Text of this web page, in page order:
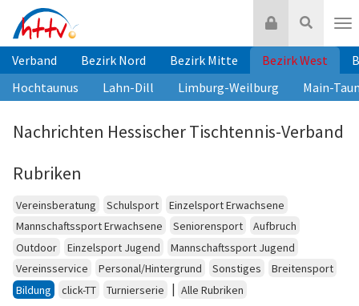
Inhalt
springen
Suche
Login
Verband Bezirk Nord Bezirk Mitte Bezirk West
Hochtaunus
Lahn-Dill Limburg-Weilburg Main-
Nachrichten Hessischer Tischtennis-Verband
Rubriken
Vereinsberatung Schulsport
Einzelsport Erwachsene
Mannschaftssport Erwachsene
Seniorensport
Aufbruch
Outdoor
Einzelsport Jugend
Mannschaftssport Jugend
Vereinsservice
Personal/Hintergrund Sonstiges
Breitensport
Bildung
click-TT Turnierserie | Alle Rubriken